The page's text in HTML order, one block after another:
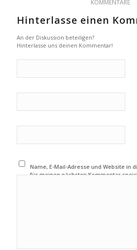
KOMMENTARE
Hinterlasse einen
An der Diskussion beteiligen?
Hinterlasse uns deinen Kommentar!
Name, E-Mail-Adresse und Website in
für meinen nächsten Kommentar